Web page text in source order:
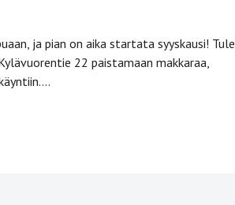
ja pian on aika startata syyskausi! Tule
22 paistamaan makkaraa,